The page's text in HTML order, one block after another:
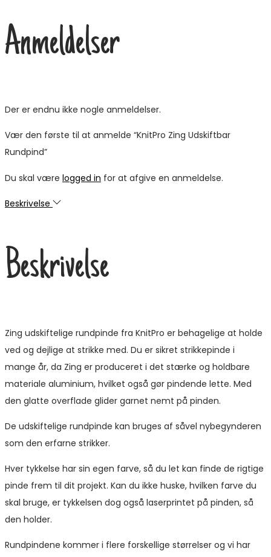
Anmeldelser
Der er endnu ikke nogle anmeldelser.
Vær den første til at anmelde “KnitPro Zing Udskiftbar
Rundpind”
Du skal være logged in for at afgive en anmeldelse.
Beskrivelse
Beskrivelse
Zing udskiftelige rundpinde fra KnitPro er behagelige at holde
ved og dejlige at strikke med. Du er sikret strikkepinde i
mange år, da Zing er produceret i det stærke og holdbare
materiale aluminium, hvilket også gør pindende lette. Med
den glatte overflade glider garnet nemt på pinden.
De udskiftelige rundpinde kan bruges af såvel nybegynderen
som den erfarne strikker.
Hver tykkelse har sin egen farve, så du let kan finde de rigtige
pinde frem til dit projekt. Kan du ikke huske, hvilken farve du
skal bruge, er tykkelsen dog også laserprintet på pinden, så
den holder.
Rundpindene kommer i flere forskellige størrelser og vi har